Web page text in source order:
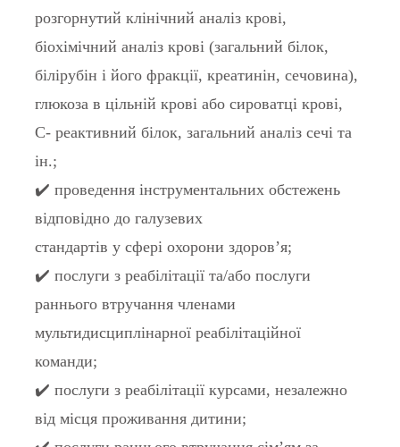
розгорнутий клінічний аналіз крові,
біохімічний аналіз крові (загальний білок,
білірубін і його фракції, креатинін, сечовина),
глюкоза в цільній крові або сироватці крові,
С- реактивний білок, загальний аналіз сечі та
ін.;
✔️ проведення інструментальних обстежень
відповідно до галузевих
стандартів у сфері охорони здоров’я;
✔️ послуги з реабілітації та/або послуги
раннього втручання членами
мультидисциплінарної реабілітаційної
команди;
✔️ послуги з реабілітації курсами, незалежно
від місця проживання дитини;